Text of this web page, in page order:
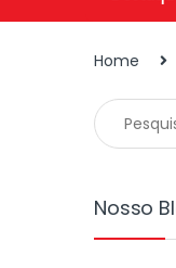
Home
Nosso